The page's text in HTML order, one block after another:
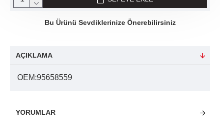
Bu Ürünü Sevdiklerinize Önerebilirsiniz
AÇIKLAMA
OEM:95658559
YORUMLAR